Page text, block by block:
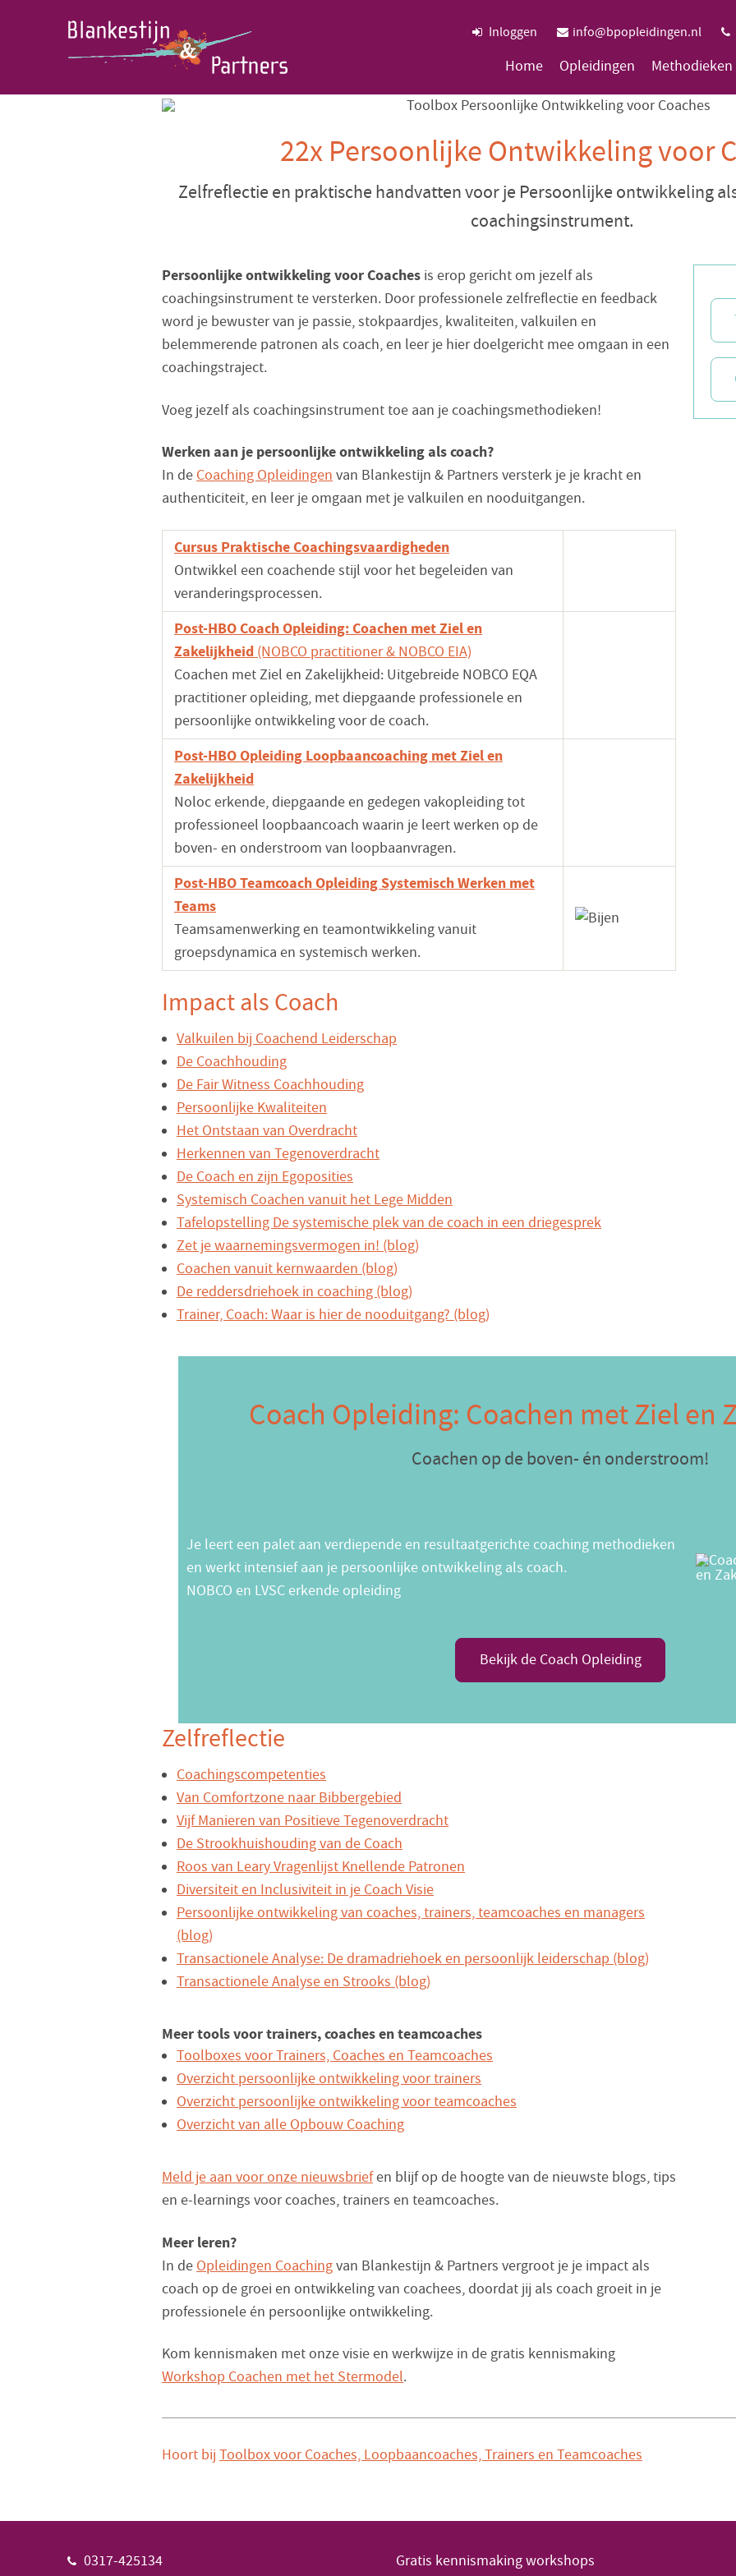
Inloggen info@bpopleidingen.nl
Home Opleidingen Methodieken
22x Persoonlijke Ontwikkeling voor
Zelfreflectie en praktische handvatten voor je Persoonlijke ontwikkeling
coachingsinstrument.
Persoonlijke ontwikkeling voor Coaches is erop gericht om jezelf als
coachingsinstrument te versterken. Door professionele zelfreflectie en feedback
word je bewuster van je passie, stokpaardjes, kwaliteiten, valkuilen en
belemmerende patronen als coach, en leer je hier doelgericht mee omgaan in een
coachingstraject.
Voeg jezelf als coachingsinstrument toe aan je coachingsmethodieken!
Werken aan je persoonlijke ontwikkeling als coach?
In de Coaching Opleidingen van Blankestijn & Partners versterk je je kracht en
authenticiteit, en leer je omgaan met je valkuilen en nooduitgangen.
Cursus Praktische Coachingsvaardigheden
Ontwikkel een coachende stijl voor het begeleiden van
veranderingsprocessen.
Post-HBO Coach Opleiding: Coachen met Ziel en
Zakelijkheid (NOBCO practitioner & NOBCO EIA)
Coachen met Ziel en Zakelijkheid: Uitgebreide NOBCO EQA
practitioner opleiding, met diepgaande professionele en
persoonlijke ontwikkeling voor de coach.
Post-HBO Opleiding Loopbaancoaching met Ziel en
Zakelijkheid
Noloc erkende, diepgaande en gedegen vakopleiding tot
professioneel loopbaancoach waarin je leert werken op de
boven- en onderstroom van loopbaanvragen.
Post-HBO Teamcoach Opleiding Systemisch Werken met
Teams
Teamsamenwerking en teamontwikkeling vanuit
groepsdynamica en systemisch werken.
Impact als Coach
Valkuilen bij Coachend Leiderschap
De Coachhouding
De Fair Witness Coachhouding
Persoonlijke Kwaliteiten
Het Ontstaan van Overdracht
Herkennen van Tegenoverdracht
De Coach en zijn Egoposities
Systemisch Coachen vanuit het Lege Midden
Tafelopstelling De systemische plek van de coach in een driegesprek
Zet je waarnemingsvermogen in! (blog)
Coachen vanuit kernwaarden (blog)
De reddersdriehoek in coaching (blog)
Trainer, Coach: Waar is hier de nooduitgang? (blog)
Coach Opleiding: Coachen met Ziel en
Coachen op de boven- én onderstroom!
Je leert een palet aan verdiepende en resultaatgerichte coaching methodieken
en werkt intensief aan je persoonlijke ontwikkeling als coach.
NOBCO en LVSC erkende opleiding
Bekijk de Coach Opleiding
Zelfreflectie
Coachingscompetenties
Van Comfortzone naar Bibbergebied
Vijf Manieren van Positieve Tegenoverdracht
De Strookhuishouding van de Coach
Roos van Leary Vragenlijst Knellende Patronen
Diversiteit en Inclusiviteit in je Coach Visie
Persoonlijke ontwikkeling van coaches, trainers, teamcoaches en managers
(blog)
Transactionele Analyse: De dramadriehoek en persoonlijk leiderschap (blog)
Transactionele Analyse en Strooks (blog)
Meer tools voor trainers, coaches en teamcoaches
Toolboxes voor Trainers, Coaches en Teamcoaches
Overzicht persoonlijke ontwikkeling voor trainers
Overzicht persoonlijke ontwikkeling voor teamcoaches
Overzicht van alle Opbouw Coaching
Meld je aan voor onze nieuwsbriefen blijf op de hoogte van de nieuwste blogs, tips
en e-learnings voor coaches, trainers en teamcoaches.
Meer leren?
In de Opleidingen Coachingvan Blankestijn & Partners vergroot je je impact als
coach op de groei en ontwikkeling van coachees, doordat jij als coach groeit in je
professionele én persoonlijke ontwikkeling.
Kom kennismaken met onze visie en werkwijze in de gratis kennismaking
Workshop Coachen met het Stermodel.
Hoort bijToolbox voor Coaches, Loopbaancoaches, Trainers en Teamcoaches
0317-425134
Gratis kennismaking workshops